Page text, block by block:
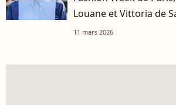
Louane et Vittoria de
11 mars 2026